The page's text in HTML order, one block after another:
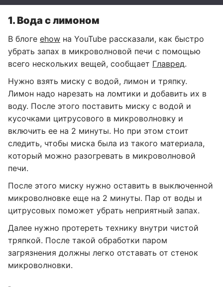
1. Вода с лимоном
В блоге ehow на YouTube рассказали, как быстро
убрать запах в микроволновой печи с помощью
всего нескольких вещей, сообщает Главред.
Нужно взять миску с водой, лимон и тряпку.
Лимон надо нарезать на ломтики и добавить их в
воду. После этого поставить миску с водой и
кусочками цитрусового в микроволновку и
включить ее на 2 минуты. Но при этом стоит
следить, чтобы миска была из такого материала,
который можно разогревать в микроволновой
печи.
После этого миску нужно оставить в выключенной
микроволновке еще на 2 минуты. Пар от воды и
цитрусовых поможет убрать неприятный запах.
Далее нужно протереть технику внутри чистой
тряпкой. После такой обработки паром
загрязнения должны легко отставать от стенок
микроволновки.